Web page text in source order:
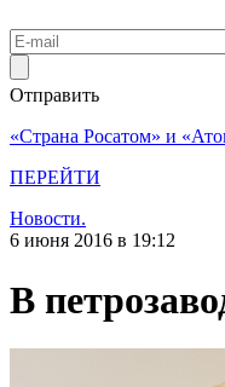
Отправить
«Страна Росатом» и
ПЕРЕЙТИ
Новости.
6 июня 2016 в 19:12
В